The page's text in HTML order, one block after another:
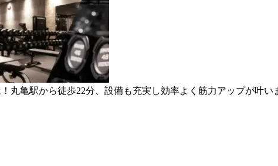
丸亀駅から徒歩22分、設備も充実し効率よく筋力アップが叶い